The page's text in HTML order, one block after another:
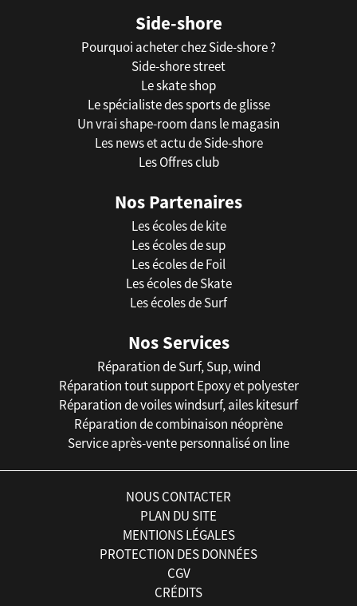
Side-shore
Pourquoi acheter chez Side-shore ?
Side-shore street
Le skate shop
Le spécialiste des sports de glisse
Un vrai shape-room dans le magasin
Les news et actu de Side-shore
Les Offres club
Nos Partenaires
Les écoles de kite
Les écoles de sup
Les écoles de Foil
Les écoles de Skate
Les écoles de Surf
Nos Services
Réparation de Surf, Sup, wind
Réparation tout support Epoxy et polyester
Réparation de voiles windsurf, ailes kitesurf
Réparation de combinaison néoprène
Service après-vente personnalisé on line
NOUS CONTACTER
PLAN DU SITE
MENTIONS LÉGALES
PROTECTION DES DONNÉES
CGV
CRÉDITS